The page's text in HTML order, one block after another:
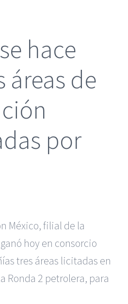
hace
áreas de
por
México, filial de la
hoy en consorcio
tres áreas licitadas en
Ronda 2 petrolera, para